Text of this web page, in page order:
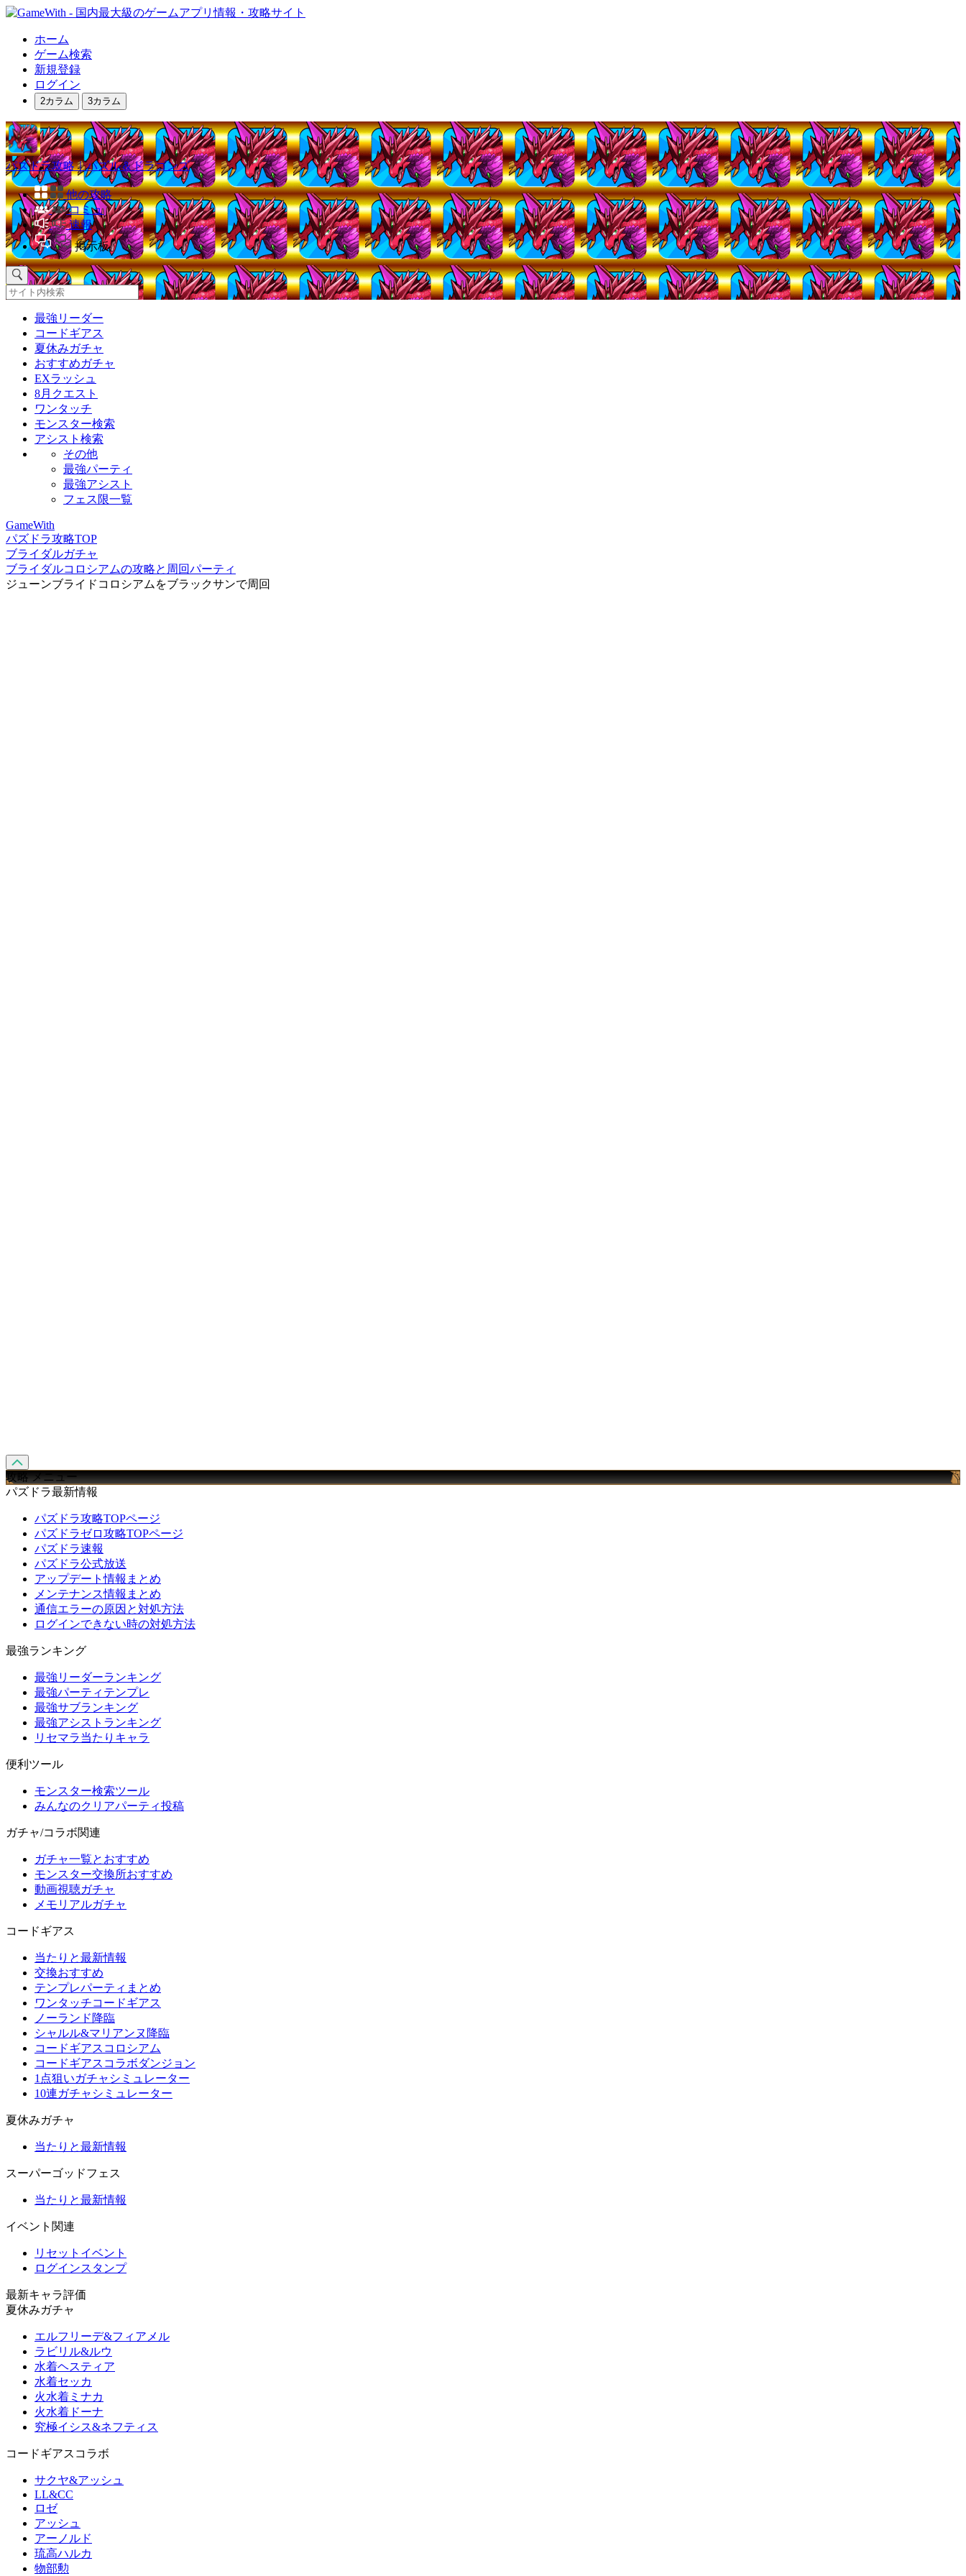
ホーム
ゲーム検索
新規登録
ログイン
2カラム 3カラム
パズドラ攻略｜パズル＆ドラゴンズ
他の攻略
コミュ
速報
掲示板
最強リーダー
コードギアス
夏休みガチャ
おすすめガチャ
EXラッシュ
8月クエスト
ワンタッチ
モンスター検索
アシスト検索
その他
最強パーティ
最強アシスト
フェス限一覧
GameWith
パズドラ攻略TOP
ブライダルガチャ
ブライダルコロシアムの攻略と周回パーティ
ジューンブライドコロシアムをブラックサンで周回
攻略 メニュー
パズドラ最新情報
パズドラ攻略TOPページ
パズドラゼロ攻略TOPページ
パズドラ速報
パズドラ公式放送
アップデート情報まとめ
メンテナンス情報まとめ
通信エラーの原因と対処方法
ログインできない時の対処方法
最強ランキング
最強リーダーランキング
最強パーティテンプレ
最強サブランキング
最強アシストランキング
リセマラ当たりキャラ
便利ツール
モンスター検索ツール
みんなのクリアパーティ投稿
ガチャ/コラボ関連
ガチャ一覧とおすすめ
モンスター交換所おすすめ
動画視聴ガチャ
メモリアルガチャ
コードギアス
当たりと最新情報
交換おすすめ
テンプレパーティまとめ
ワンタッチコードギアス
ノーランド降臨
シャルル&マリアンヌ降臨
コードギアスコロシアム
コードギアスコラボダンジョン
1点狙いガチャシミュレーター
10連ガチャシミュレーター
夏休みガチャ
当たりと最新情報
スーパーゴッドフェス
当たりと最新情報
イベント関連
リセットイベント
ログインスタンプ
最新キャラ評価
夏休みガチャ
エルフリーデ&フィアメル
ラビリル&ルウ
水着ヘスティア
水着セッカ
火水着ミナカ
火水着ドーナ
究極イシス&ネフティス
コードギアスコラボ
サクヤ&アッシュ
LL&CC
ロゼ
アッシュ
アーノルド
琉高ハルカ
物部勲